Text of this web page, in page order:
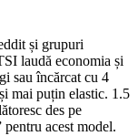
și grupuri
laudă economia și
sau încărcat cu 4
mai puțin elastic. 1.5
des pe
acest model.